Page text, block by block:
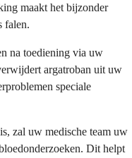
maakt het bijzonder
falen.
na toediening via uw
argatroban uit uw
speciale
zal uw medische team uw
Dit helpt